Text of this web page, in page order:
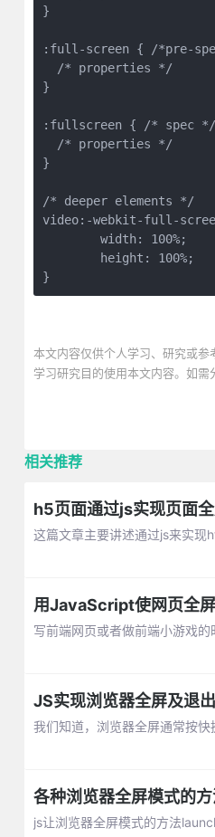
}
:full-screen { /*pre-
  /* properties */
}
:fullscreen { /* spec */
  /* properties */
}
/* deeper elements */
video:-webkit-full-
	width: 100%;
	height: 100%;
}
本文内容仅供个人学习、研究或
学习研究目的使用本文内容。如需
相关推荐
h5页面通过js实现页面
这篇文章主要讲述通过js来实现
用JavaScript使网页全
写前端网页或者做前端小游戏
JS实现浏览器全屏及退
我们知道，浏览器全屏通常按
各种浏览器全屏模式的
js让浏览器全屏模式的方法